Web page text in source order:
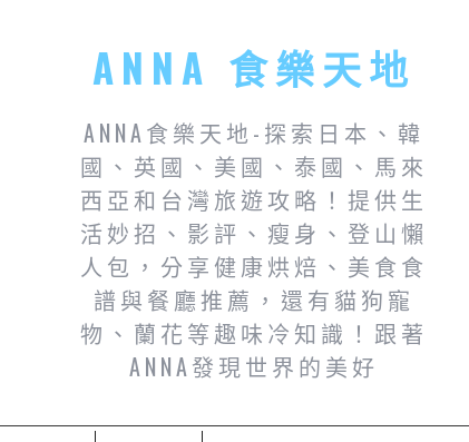
ANNA 食樂天地
ANNA食樂天地-探索日本、韓
國、英國、美國、泰國、馬來
西亞和台灣旅遊攻略！提供生
活妙招、影評、瘦身、登山懶
人包，分享健康烘焙、美食食
譜與餐廳推薦，還有貓狗寵
物、蘭花等趣味冷知識！跟著
ANNA發現世界的美好